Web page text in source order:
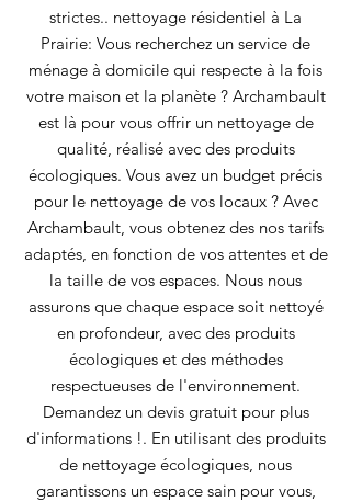
strictes.. nettoyage résidentiel à La
Prairie: Vous recherchez un service de
ménage à domicile qui respecte à la fois
votre maison et la planète ? Archambault
est là pour vous offrir un nettoyage de
qualité, réalisé avec des produits
écologiques. Vous avez un budget précis
pour le nettoyage de vos locaux ? Avec
Archambault, vous obtenez des nos tarifs
adaptés, en fonction de vos attentes et de
la taille de vos espaces. Nous nous
assurons que chaque espace soit nettoyé
en profondeur, avec des produits
écologiques et des méthodes
respectueuses de l'environnement.
Demandez un devis gratuit pour plus
d'informations !. En utilisant des produits
de nettoyage écologiques, nous
garantissons un espace sain pour vous,